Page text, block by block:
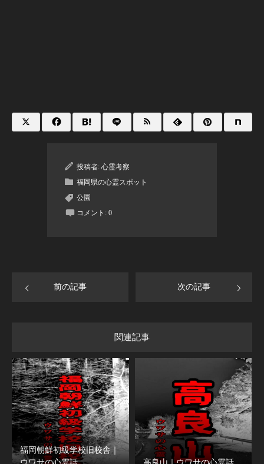
投稿者: 心霊考察
福岡県の心霊スポット
公園
コメント: 0
前の記事 次の記事
関連記事
福岡朝鮮初級学校旧校舎｜
ウワサの心霊話
高良山｜ウワサの心霊話